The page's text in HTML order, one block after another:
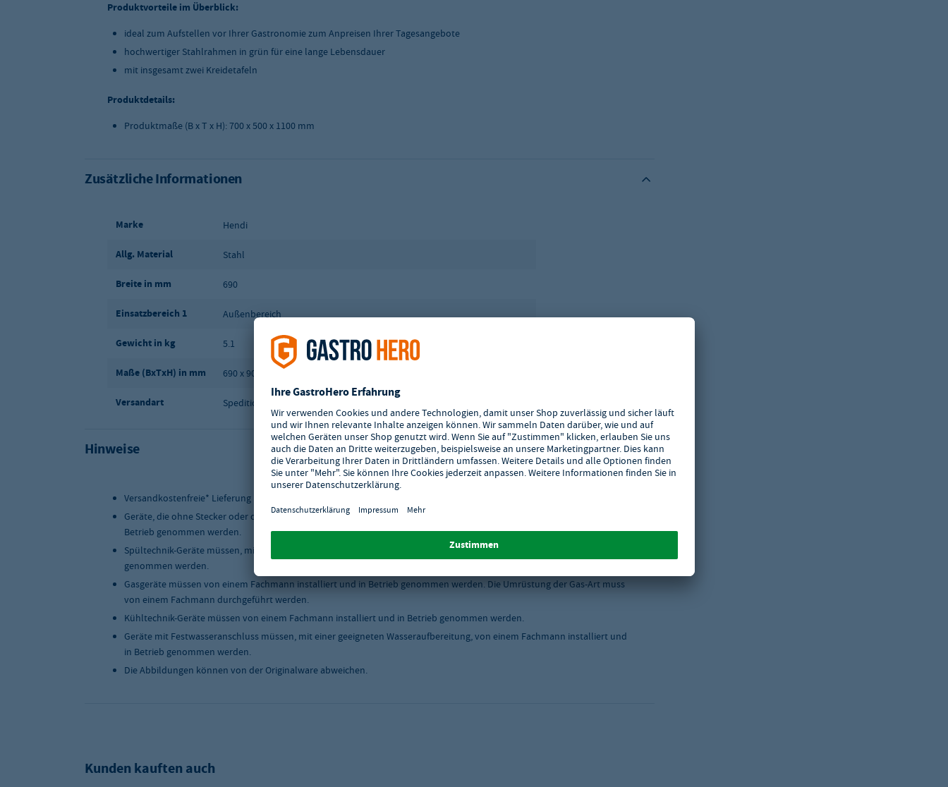
Produktvorteile im Überblick:
ideal zum Aufstellen vor Ihrer Gastronomie zum Anpreisen Ihrer Tagesangebote
hochwertiger Stahlrahmen in grün für eine lange Lebensdauer
mit insgesamt zwei Kreidetafeln
Produktdetails:
Produktmaße (B x T x H): 700 x 500 x 1100 mm
Zusätzliche Informationen
Marke Hendi
Allg. Material Stahl
Breite in mm 690
Einsatzbereich 1 Außenbereich
Gewicht in kg 5.1
Maße (BxTxH) in mm 690 x 900 x 1200
Versandart Spedition
Hinweise
Versandkostenfreie* Lieferung innerhalb Deutschlands.
Geräte, die ohne Stecker oder ohne Anschlusskabel ausgeliefert werden, müssen von einem Fachmann installiert und in
Betrieb genommen werden.
Spültechnik-Geräte müssen, mit einer geeigneten Wasseraufbereitung, von einem Fachmann installiert und in Betrieb
genommen werden.
Gasgeräte müssen von einem Fachmann installiert und in Betrieb genommen werden. Die Umrüstung der Gas-Art muss
von einem Fachmann durchgeführt werden.
Kühltechnik-Geräte müssen von einem Fachmann installiert und in Betrieb genommen werden.
Geräte mit Festwasseranschluss müssen, mit einer geeigneten Wasseraufbereitung, von einem Fachmann installiert und
in Betrieb genommen werden.
Die Abbildungen können von der Originalware abweichen.
Kunden kauften auch